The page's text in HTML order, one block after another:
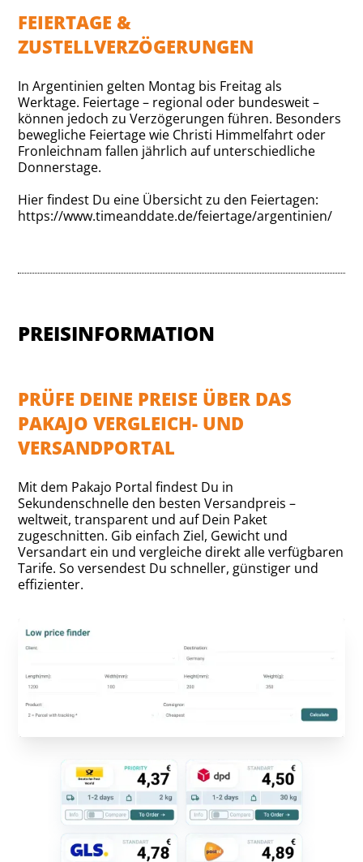
FEIERTAGE &
ZUSTELLVERZÖGERUNGEN
In Argentinien gelten Montag bis Freitag als
Werktage. Feiertage – regional oder bundesweit –
können jedoch zu Verzögerungen führen. Besonders
bewegliche Feiertage wie Christi Himmelfahrt oder
Fronleichnam fallen jährlich auf unterschiedliche
Donnerstage.
Hier findest Du eine Übersicht zu den Feiertagen:
https://www.timeanddate.de/feiertage/argentinien/
PREISINFORMATION
PRÜFE DEINE PREISE ÜBER DAS
PAKAJO VERGLEICH- UND
VERSANDPORTAL
Mit dem Pakajo Portal findest Du in
Sekundenschnelle den besten Versandpreis –
weltweit, transparent und auf Dein Paket
zugeschnitten. Gib einfach Ziel, Gewicht und
Versandart ein und vergleiche direkt alle verfügbaren
Tarife. So versendest Du schneller, günstiger und
effizienter.